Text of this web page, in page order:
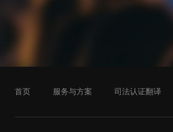
首页 服务与方案 司法认证翻译